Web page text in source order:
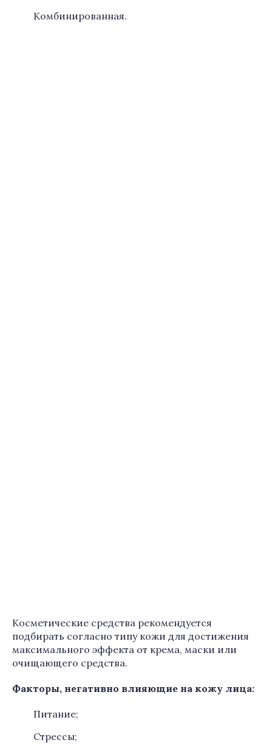
Комбинированная.
Косметические средства рекомендуется
подбирать согласно типу кожи для достижения
максимального эффекта от крема, маски или
очищающего средства.
Факторы, негативно влияющие на кожу лица:
Питание;
Стрессы;